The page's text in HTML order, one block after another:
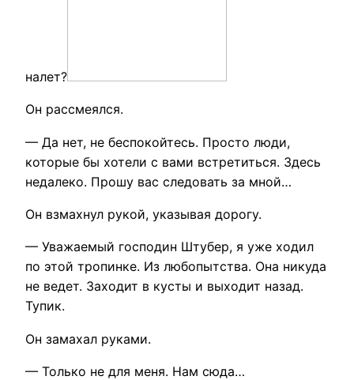
налет?
Он рассмеялся.
— Да нет, не беспокойтесь. Просто люди,
которые бы хотели с вами встретиться. Здесь
недалеко. Прошу вас следовать за мной…
Он взмахнул рукой, указывая дорогу.
— Уважаемый господин Штубер, я уже ходил
по этой тропинке. Из любопытства. Она никуда
не ведет. Заходит в кусты и выходит назад.
Тупик.
Он замахал руками.
— Только не для меня. Нам сюда…